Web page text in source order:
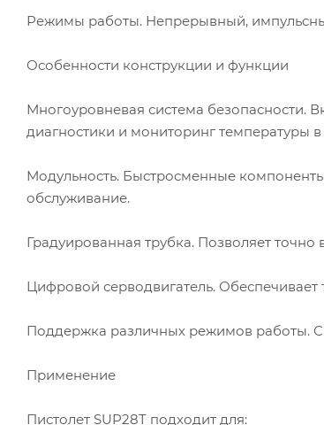
Режимы работы. Непрерывный,
Особенности конструкции и функции
Многоуровневая система безопасности.
диагностики и мониторинг температуры
Модульность. Быстросменные
обслуживание.
Градуированная трубка. Позволяет
Цифровой серводвигатель.
Поддержка различных режимов работы.
Применение
Пистолет SUP28T подходит для: